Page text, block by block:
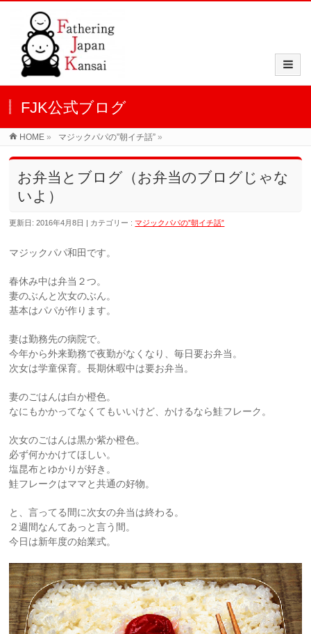
FJK公式ブログ
HOME » マジックパパの”朝イチ話” »
お弁当とブログ（お弁当のブログじゃな
いよ）
更新日: 2016年4月8日 カテゴリー :マジックパパの”朝イチ話”
マジックパパ和田です。
春休み中は弁当２つ。
妻のぶんと次女のぶん。
基本はパパが作ります。
妻は勤務先の病院で。
今年から外来勤務で夜勤がなくなり、毎日要お弁当。
次女は学童保育。長期休暇中は要お弁当。
妻のごはんは白か橙色。
なにもかかってなくてもいいけど、かけるなら鮭フレーク。
次女のごはんは黒か紫か橙色。
必ず何かかけてほしい。
塩昆布とゆかりが好き。
鮭フレークはママと共通の好物。
と、言ってる間に次女の弁当は終わる。
２週間なんてあっと言う間。
今日は新年度の始業式。